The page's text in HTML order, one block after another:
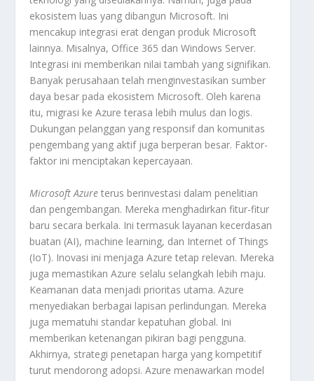
ekosistem luas yang dibangun Microsoft. Ini
mencakup integrasi erat dengan produk Microsoft
lainnya. Misalnya, Office 365 dan Windows Server.
Integrasi ini memberikan nilai tambah yang signifikan.
Banyak perusahaan telah menginvestasikan sumber
daya besar pada ekosistem Microsoft. Oleh karena
itu, migrasi ke Azure terasa lebih mulus dan logis.
Dukungan pelanggan yang responsif dan komunitas
pengembang yang aktif juga berperan besar. Faktor-
faktor ini menciptakan kepercayaan.
Microsoft Azure terus berinvestasi dalam penelitian
dan pengembangan. Mereka menghadirkan fitur-fitur
baru secara berkala. Ini termasuk layanan kecerdasan
buatan (AI), machine learning, dan Internet of Things
(IoT). Inovasi ini menjaga Azure tetap relevan. Mereka
juga memastikan Azure selalu selangkah lebih maju.
Keamanan data menjadi prioritas utama. Azure
menyediakan berbagai lapisan perlindungan. Mereka
juga mematuhi standar kepatuhan global. Ini
memberikan ketenangan pikiran bagi pengguna.
Akhirnya, strategi penetapan harga yang kompetitif
turut mendorong adopsi. Azure menawarkan model